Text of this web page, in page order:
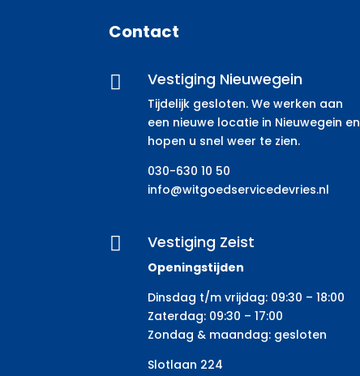
Contact
 Vestiging Nieuwegein
Tijdelijk gesloten. We werken aan
een nieuwe locatie in Nieuwegein en
hopen u snel weer te zien.
030-630 10 50
info@witgoedservicedevries.nl
 Vestiging Zeist
Openingstijden
Dinsdag t/m vrijdag: 09:30 – 18:00
Zaterdag: 09:30 – 17:00
Zondag & maandag: gesloten
Slotlaan 224